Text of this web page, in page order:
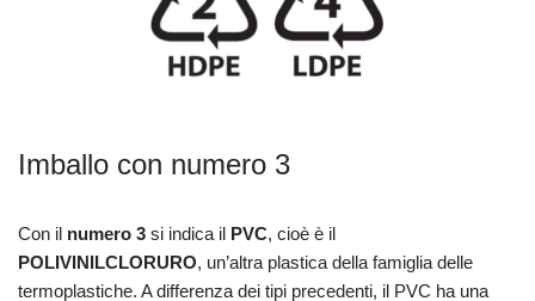
Imballo con numero 3
Con il numero 3 si indica il PVC, cioè è il
POLIVINILCLORURO, un’altra plastica della famiglia delle
termoplastiche. A differenza dei tipi precedenti, il PVC ha una